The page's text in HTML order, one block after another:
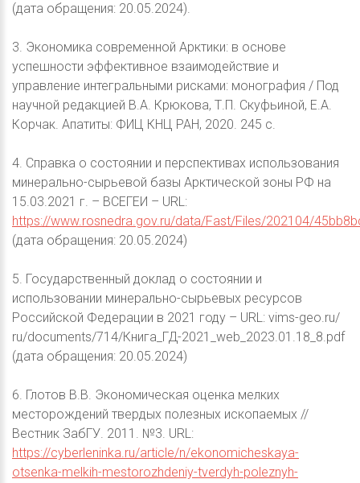
(дата обращения: 20.05.2024).
3. Экономика современной Арктики: в основе
успешности эффективное взаимодействие и
управление интегральными рисками: монография / Под
научной редакцией В.А. Крюкова, Т.П. Скуфьиной, Е.А.
Корчак. Апатиты: ФИЦ КНЦ РАН, 2020. 245 с.
4. Справка о состоянии и перспективах использования
минерально-сырьевой базы Арктической зоны РФ на
15.03.2021 г. – ВСЕГЕИ – URL:
https://www.rosnedra.gov.ru/data/Fast/Files/202104/
(дата обращения: 20.05.2024)
5. Государственный доклад о состоянии и
использовании минерально-сырьевых ресурсов
Российской Федерации в 2021 году – URL: vims-geo.ru/
ru/documents/714/Книга_ГД-2021_web_2023.01.18_8.pdf
(дата обращения: 20.05.2024)
6. Глотов В.В. Экономическая оценка мелких
месторождений твердых полезных ископаемых //
Вестник ЗабГУ. 2011. №3. URL:
https://cyberleninka.ru/article/n/ekonomicheskaya-
otsenka-melkih-mestorozhdeniy-tverdyh-poleznyh-